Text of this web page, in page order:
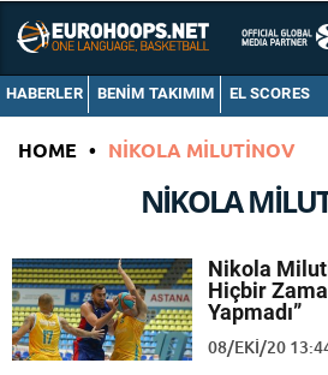
HABERLER BENIM TAKIMIM EL SCORES
HOME • NIKOLA MILUTINOV
NIKOLA
Nikola
Hiçbir
Yapmadı”
08/EKI/20